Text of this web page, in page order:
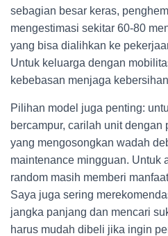
sebagian besar keras,
mengestimasi sekitar 60-80
yang bisa dialihkan ke
Untuk keluarga dengan
kebebasan menjaga
Pilihan model juga penting:
bercampur, carilah unit
yang mengosongkan wadah
maintenance mingguan. Untuk
random masih memberi
Saya juga sering
jangka panjang dan mencari
harus mudah dibeli jika ingin